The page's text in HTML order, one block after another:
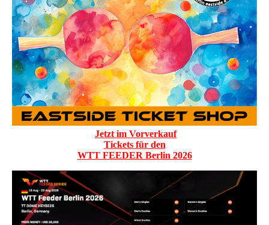
Jetzt im Vorverkauf
Tickets für den
WTT FEEDER Berlin 2026